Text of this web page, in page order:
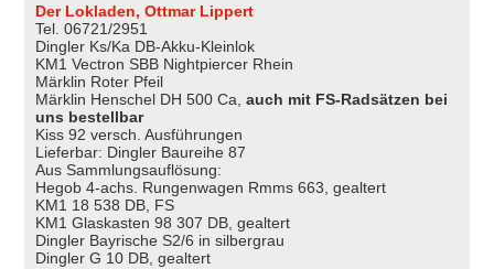
Der Lokladen, Ottmar Lippert
Tel. 06721/2951
Dingler Ks/Ka DB-Akku-Kleinlok
KM1 Vectron SBB Nightpiercer Rhein
Märklin Roter Pfeil
Märklin Henschel DH 500 Ca,auch mit FS-Radsätzen bei
uns bestellbar
Kiss 92 versch. Ausführungen
Lieferbar: Dingler Baureihe 87
Aus Sammlungsauflösung:
Hegob 4-achs. Rungenwagen Rmms 663, gealtert
KM1 18 538 DB, FS
KM1 Glaskasten 98 307 DB, gealtert
Dingler Bayrische S2/6 in silbergrau
Dingler G 10 DB, gealtert